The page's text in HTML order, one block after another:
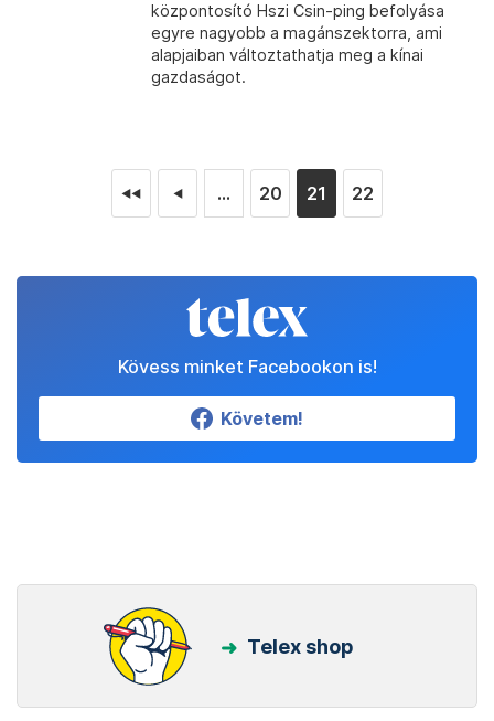
központosító Hszi Csin-ping befolyása
egyre nagyobb a magánszektorra, ami
alapjaiban változtathatja meg a kínai
gazdaságot.
◄◄ ◄ ... 20 21 22
Kövess minket Facebookon is!
Követem!
Telex shop